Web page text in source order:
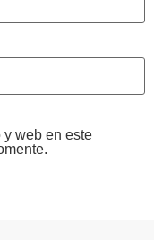
y web en este